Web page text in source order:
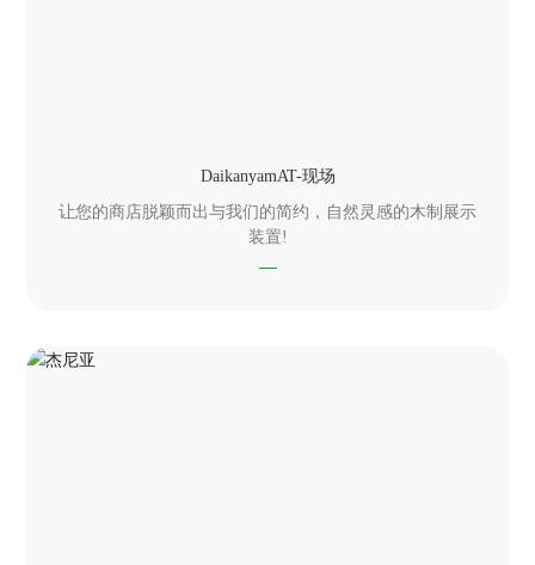
DaikanyamAT-现场
让您的商店脱颖而出与我们的简约，自然灵感的木制展示
装置!